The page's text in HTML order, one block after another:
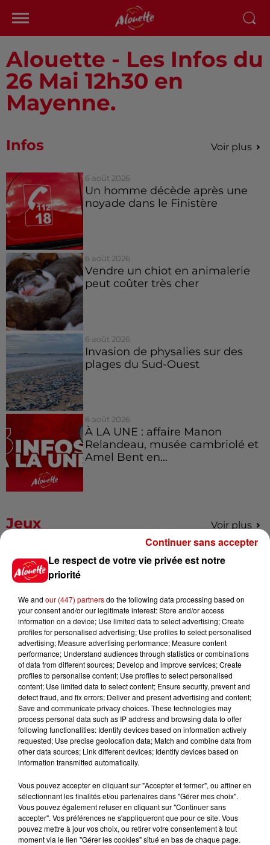
Alouette - Les Infos du
26 Mai 12h30 en
Mayenne.
Infos Voir plus
6 août 2026
Un homme décède après une
noyade dans le Finistère
6 août 2026
Vendre un chiot en animalerie
peut coûter très cher
6 août 2026
Invasion de physalies sur des
plages du Sud-Ouest
6 août 2026
À LA UNE : affaire Manon
Relandeau, musée cambriolé et
Amel Bent en...
Jeux Voir plus
Gagnez vos places pour le
Festival du Roi Arthur 2026 !
Gagnez vos entrées pour le
Musée du Sport Automobile au
Mans !
Alouette vous invite à
Futuroscope Xperiences !
Le Duel - Gagnez votre balade
en jet ski !
Le respect de votre vie privée est notre
priorité
We and our (447) partnersdo the following data processing based on
your consent and/or our legitimate interest: Store and/or access
information on a device; Use limited data to select advertising; Create
profiles for personalised advertising; Use profiles to select personalised
advertising; Measure advertising performance; Measure content
performance; Understand audiences through statistics or combinations
of data from different sources; Develop and improve services; Create
profiles to personalise content; Use profiles to select personalised
content; Use limited data to select content; Ensure security, prevent and
detect fraud, and fix errors; Deliver and present advertising and content;
Save and communicate privacy choices. These technologies may
process personal data such as IP address and browsing data to offer
following functionalities: Identify devices based on information actively
requested; Use precise geolocation data; Match and combine data from
other data sources; Link different devices; Identify devices based on
information transmitted automatically.
Vous pouvez accepter en cliquant sur "Accepter et fermer", ou affiner en
sélectionnant les finalités et/ou partenaires dans "Gérer mes choix".
Vous pouvez également refuser en cliquant sur "Continuer sans
accepter". Vos préférences ne s'appliqueront que pour ce site. Vous
pouvez mettre à jour vos choix, ou retirer votre consentement à tout
moment via le lien "Gérer les cookies" situé en bas de chaque page.
Continuer sans accepter